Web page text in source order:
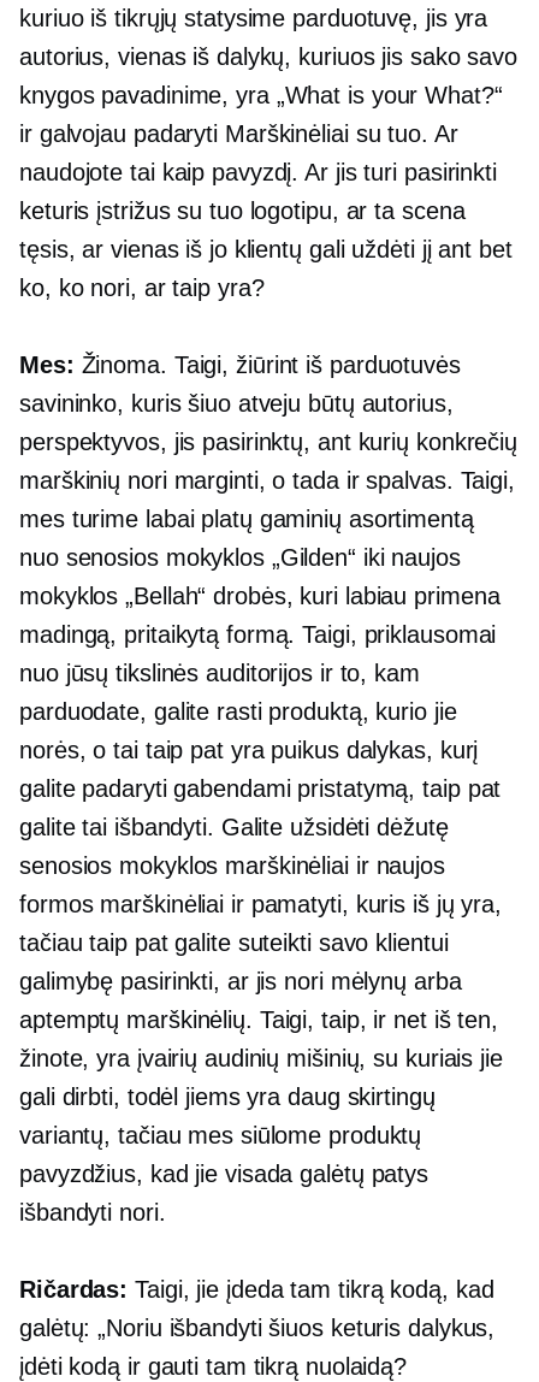
kuriuo iš tikrųjų statysime parduotuvę, jis yra
autorius, vienas iš dalykų, kuriuos jis sako savo
knygos pavadinime, yra „What is your What?“
ir galvojau padaryti Marškinėliaisu tuo. Ar
naudojote tai kaip pavyzdį. Ar jis turi pasirinkti
keturis įstrižus su tuo logotipu, ar ta scena
tęsis, ar vienas iš jo klientų gali uždėti jį ant bet
ko, ko nori, ar taip yra?
Mes: Žinoma. Taigi, žiūrint iš parduotuvės
savininko, kuris šiuo atveju būtų autorius,
perspektyvos, jis pasirinktų, ant kurių konkrečių
marškinių nori marginti, o tada ir spalvas. Taigi,
mes turime labai platų gaminių asortimentą
nuo senosios mokyklos „Gilden“ iki naujos
mokyklos „Bellah“ drobės, kuri labiau primena
madingą, pritaikytą formą. Taigi, priklausomai
nuo jūsų tikslinės auditorijos ir to, kam
parduodate, galite rasti produktą, kurio jie
norės, o tai taip pat yra puikus dalykas, kurį
galite padaryti gabendami pristatymą, taip pat
galite tai išbandyti. Galite užsidėti dėžutę
senosios mokyklos marškinėliai ir naujos
formos marškinėliai ir pamatyti, kuris iš jų yra,
tačiau taip pat galite suteikti savo klientui
galimybę pasirinkti, ar jis nori mėlynų arba
aptemptų marškinėlių. Taigi, taip, ir net iš ten,
žinote, yra įvairių audinių mišinių, su kuriais jie
gali dirbti, todėl jiems yra daug skirtingų
variantų, tačiau mes siūlome produktų
pavyzdžius, kad jie visada galėtų patys
išbandyti nori.
Ričardas: Taigi, jie įdeda tam tikrą kodą, kad
galėtų: „Noriu išbandyti šiuos keturis dalykus,
įdėti kodą ir gauti tam tikrą nuolaidą?